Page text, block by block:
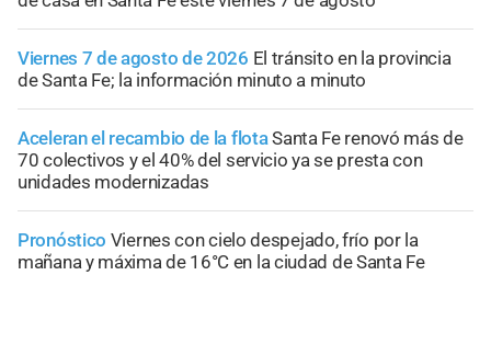
Viernes 7 de agosto de 2026 El tránsito en la provincia
de Santa Fe; la información minuto a minuto
Aceleran el recambio de la flotaSanta Fe renovó más de
70 colectivos y el 40% del servicio ya se presta con
unidades modernizadas
Pronóstico Viernes con cielo despejado, frío por la
mañana y máxima de 16°C en la ciudad de Santa Fe